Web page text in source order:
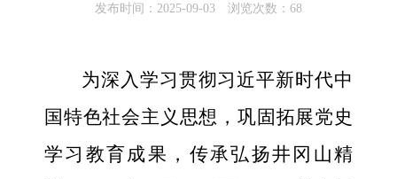
发布时间：2025-09-03 浏览次数： 68
为深入学习贯彻习近平新时代中
国特色社会主义思想，巩固拓展党史
学习教育成果，传承弘扬井冈山精